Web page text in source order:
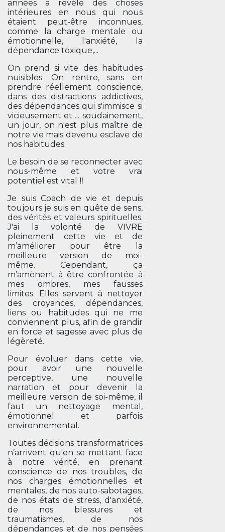
années a révélé des choses
intérieures en nous qui nous
étaient peut-être inconnues,
comme la charge mentale ou
émotionnelle, l'anxiété, la
dépendance toxique,...
On prend si vite des habitudes
nuisibles. On rentre, sans en
prendre réellement conscience,
dans des distractions addictives,
des dépendances qui s'immisce si
vicieusement et ... soudainement,
un jour, on n'est plus maître de
notre vie mais devenu esclave de
nos habitudes.
Le besoin de se reconnecter avec
nous-même et votre vrai
potentiel est vital ‼️
Je suis Coach de vie et depuis
toujours je suis en quête de sens,
des vérités et valeurs spirituelles.
J'ai la volonté de VIVRE
pleinement cette vie et de
m’améliorer pour être la
meilleure version de moi-
même. Cependant, ça
m’amènent à être confrontée à
mes ombres, mes fausses
limites. Elles servent à nettoyer
des croyances, dépendances,
liens ou habitudes qui ne me
conviennent plus, afin de grandir
en force et sagesse avec plus de
légèreté.
Pour évoluer dans cette vie,
pour avoir une nouvelle
perceptive, une nouvelle
narration et pour devenir la
meilleure version de soi-même, il
faut un nettoyage mental,
émotionnel et parfois
environnemental.
Toutes décisions transformatrices
n’arrivent qu'en se mettant face
à notre vérité, en prenant
conscience de nos troubles, de
nos charges émotionnelles et
mentales, de nos auto-sabotages,
de nos états de stress, d'anxiété,
de nos blessures et
traumatismes, de nos
dépendances et de nos pensées